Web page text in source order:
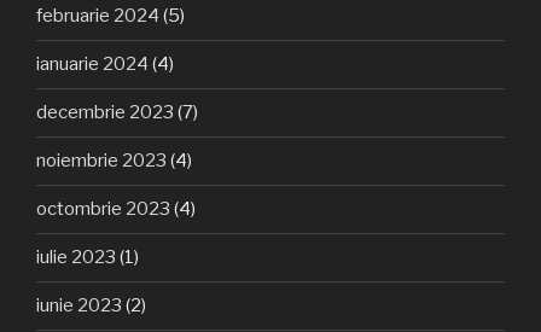
februarie 2024 (5)
ianuarie 2024 (4)
decembrie 2023 (7)
noiembrie 2023 (4)
octombrie 2023 (4)
iulie 2023 (1)
iunie 2023 (2)